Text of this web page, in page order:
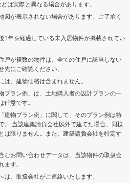
は実際と異なる場合があります。
図が表示されない場合があります。ご了承く
1年を経過している未入居物件が掲載されてい
戸が複数の物件は、全ての住戸に該当しない
にご確認ください。
は、建物価格は含まれません。
プラン例」は、土地購入者の設計プランの一
意です。
建物プラン例」に関して、そのプラン例は特
、 当該建築請負会社以外で建てた場合、同様
は限りません。また、建築請負会社を特定す
むお問い合わせデータは、当該物件の取扱会
す。
、取扱会社がご連絡いたします。